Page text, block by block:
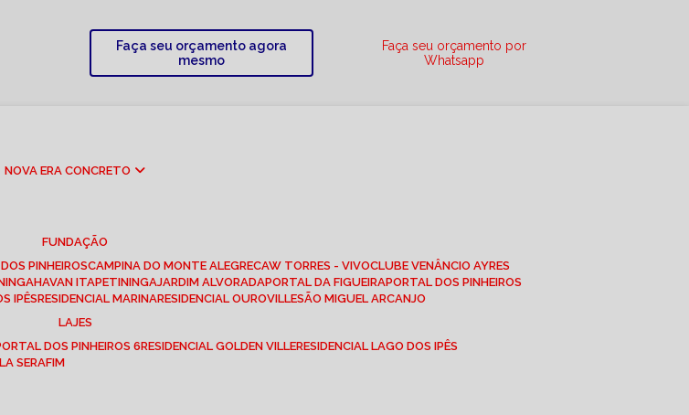
Faça seu orçamento agora
mesmo
Faça seu orçamento por
Whatsapp
NOVA ERA CONCRETO
FUNDAÇÃO
DOS PINHEIROS CAMPINA DO MONTE ALEGRE CAW TORRES - VIVO CLUBE VENÂNCIO AYRES
HAVAN ITAPETININGA JARDIM ALVORADA PORTAL DA FIGUEIRA PORTAL DOS PINHEIROS
IPÊS RESIDENCIAL MARINA RESIDENCIAL OUROVILLE SÃO MIGUEL ARCANJO
LAJES
PORTAL DOS PINHEIROS 6 RESIDENCIAL GOLDEN VILLE RESIDENCIAL LAGO DOS IPÊS
SERAFIM